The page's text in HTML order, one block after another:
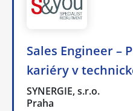
Sales Engineer –
kariéry v
SYNERGIE, s.r.o.
Praha